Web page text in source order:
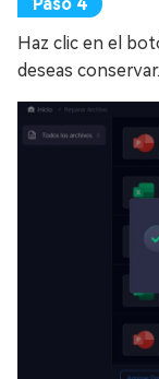
Haz clic en el
deseas conservar.